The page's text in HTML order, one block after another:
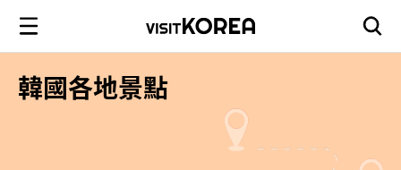
韓國各地景點